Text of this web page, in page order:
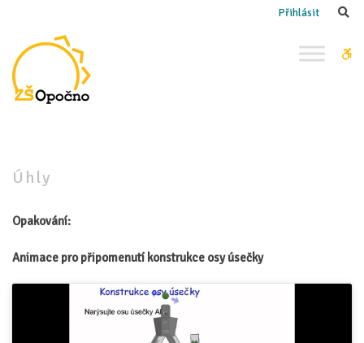
Přihlásit
Úhly
Opakování:
Animace pro připomenutí konstrukce osy úsečky